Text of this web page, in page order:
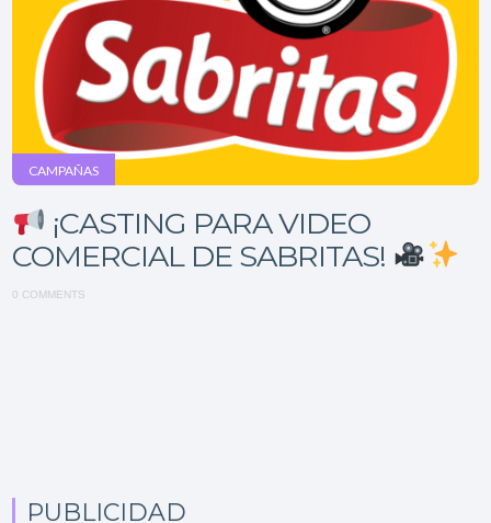
CAMPAÑAS
¡CASTING PARA VIDEO
COMERCIAL DE SABRITAS!
0 COMMENTS
PUBLICIDAD